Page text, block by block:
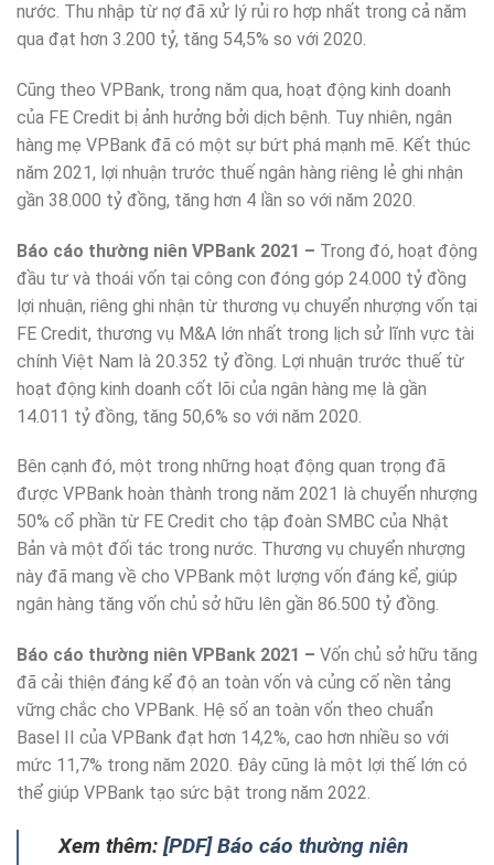
nước. Thu nhập từ nợ đã xử lý rủi ro hợp nhất trong cả năm
qua đạt hơn 3.200 tỷ, tăng 54,5% so với 2020.
Cũng theo VPBank, trong năm qua, hoạt động kinh doanh
của FE Credit bị ảnh hưởng bởi dịch bệnh. Tuy nhiên, ngân
hàng mẹ VPBank đã có một sự bứt phá mạnh mẽ. Kết thúc
năm 2021, lợi nhuận trước thuế ngân hàng riêng lẻ ghi nhận
gần 38.000 tỷ đồng, tăng hơn 4 lần so với năm 2020.
Báo cáo thường niên VPBank 2021 – Trong đó, hoạt động
đầu tư và thoái vốn tại công con đóng góp 24.000 tỷ đồng
lợi nhuận, riêng ghi nhận từ thương vụ chuyển nhượng vốn tại
FE Credit, thương vụ M&A lớn nhất trong lịch sử lĩnh vực tài
chính Việt Nam là 20.352 tỷ đồng. Lợi nhuận trước thuế từ
hoạt động kinh doanh cốt lõi của ngân hàng mẹ là gần
14.011 tỷ đồng, tăng 50,6% so với năm 2020.
Bên cạnh đó, một trong những hoạt động quan trọng đã
được VPBank hoàn thành trong năm 2021 là chuyển nhượng
50% cổ phần từ FE Credit cho tập đoàn SMBC của Nhật
Bản và một đối tác trong nước. Thương vụ chuyển nhượng
này đã mang về cho VPBank một lượng vốn đáng kể, giúp
ngân hàng tăng vốn chủ sở hữu lên gần 86.500 tỷ đồng.
Báo cáo thường niên VPBank 2021 – Vốn chủ sở hữu tăng
đã cải thiện đáng kể độ an toàn vốn và củng cố nền tảng
vững chắc cho VPBank. Hệ số an toàn vốn theo chuẩn
Basel II của VPBank đạt hơn 14,2%, cao hơn nhiều so với
mức 11,7% trong năm 2020. Đây cũng là một lợi thế lớn có
thể giúp VPBank tạo sức bật trong năm 2022.
Xem thêm: [PDF] Báo cáo thường niên